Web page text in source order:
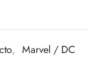
, Marvel / DC